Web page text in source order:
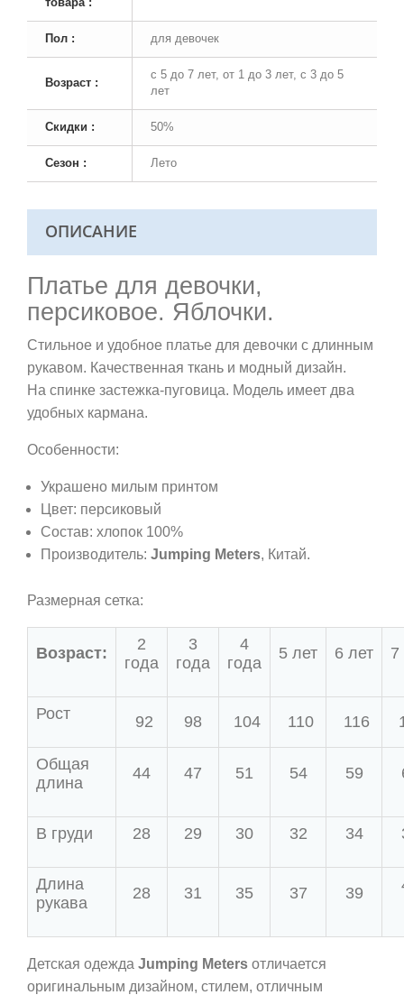
Пол : для девочек
Возраст :
с 5 до 7 лет, от 1 до 3 лет, с 3 до 5
лет
Скидки : 50%
Сезон : Лето
ОПИСАНИЕ
Платье для девочки,
персиковое. Яблочки.
Стильное и удобное платье для девочки с длинным
рукавом. Качественная ткань и модный дизайн.
На спинке застежка-пуговица. Модель имеет два
удобных кармана.
Особенности:
Украшено милым принтом
Цвет: персиковый
Состав: хлопок 100%
Производитель: Jumping Meters, Китай.
Размерная сетка:
Возраст:
2
года
3
года
4
года
5 лет 6 лет 7
Рост 92 98 104 110 116
Общая
длина
44 47 51 54 59
В груди 28 29 30 32 34
Длина
рукава
28 31 35 37 39
Детская одежда Jumping Meters отличается
оригинальным дизайном, стилем, отличным